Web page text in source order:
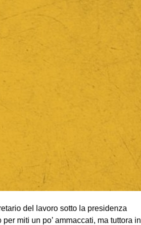
del lavoro sotto la presidenza
miti un po’ ammaccati, ma tuttora in